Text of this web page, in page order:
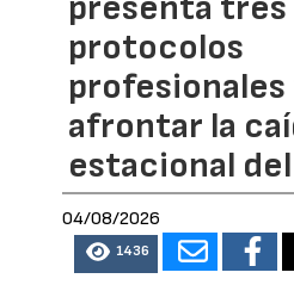
presenta tres
protocolos
profesionales
afrontar la
estacional
04/08/2026
1436